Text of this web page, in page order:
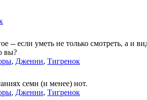
-- если уметь не только смотреть, а и
вы?
, Дженни, Тигренок
семи (и менее) нот.
, Дженни, Тигренок